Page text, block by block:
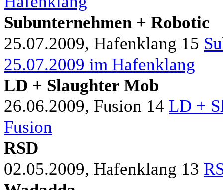
Subunternehmen + Robotic
25.07.2009, Hafenklang 15
25.07.2009 im Hafenklang
LD + Slaughter Mob
26.06.2009, Fusion 14 LD +
Fusion
RSD
02.05.2009, Hafenklang 13